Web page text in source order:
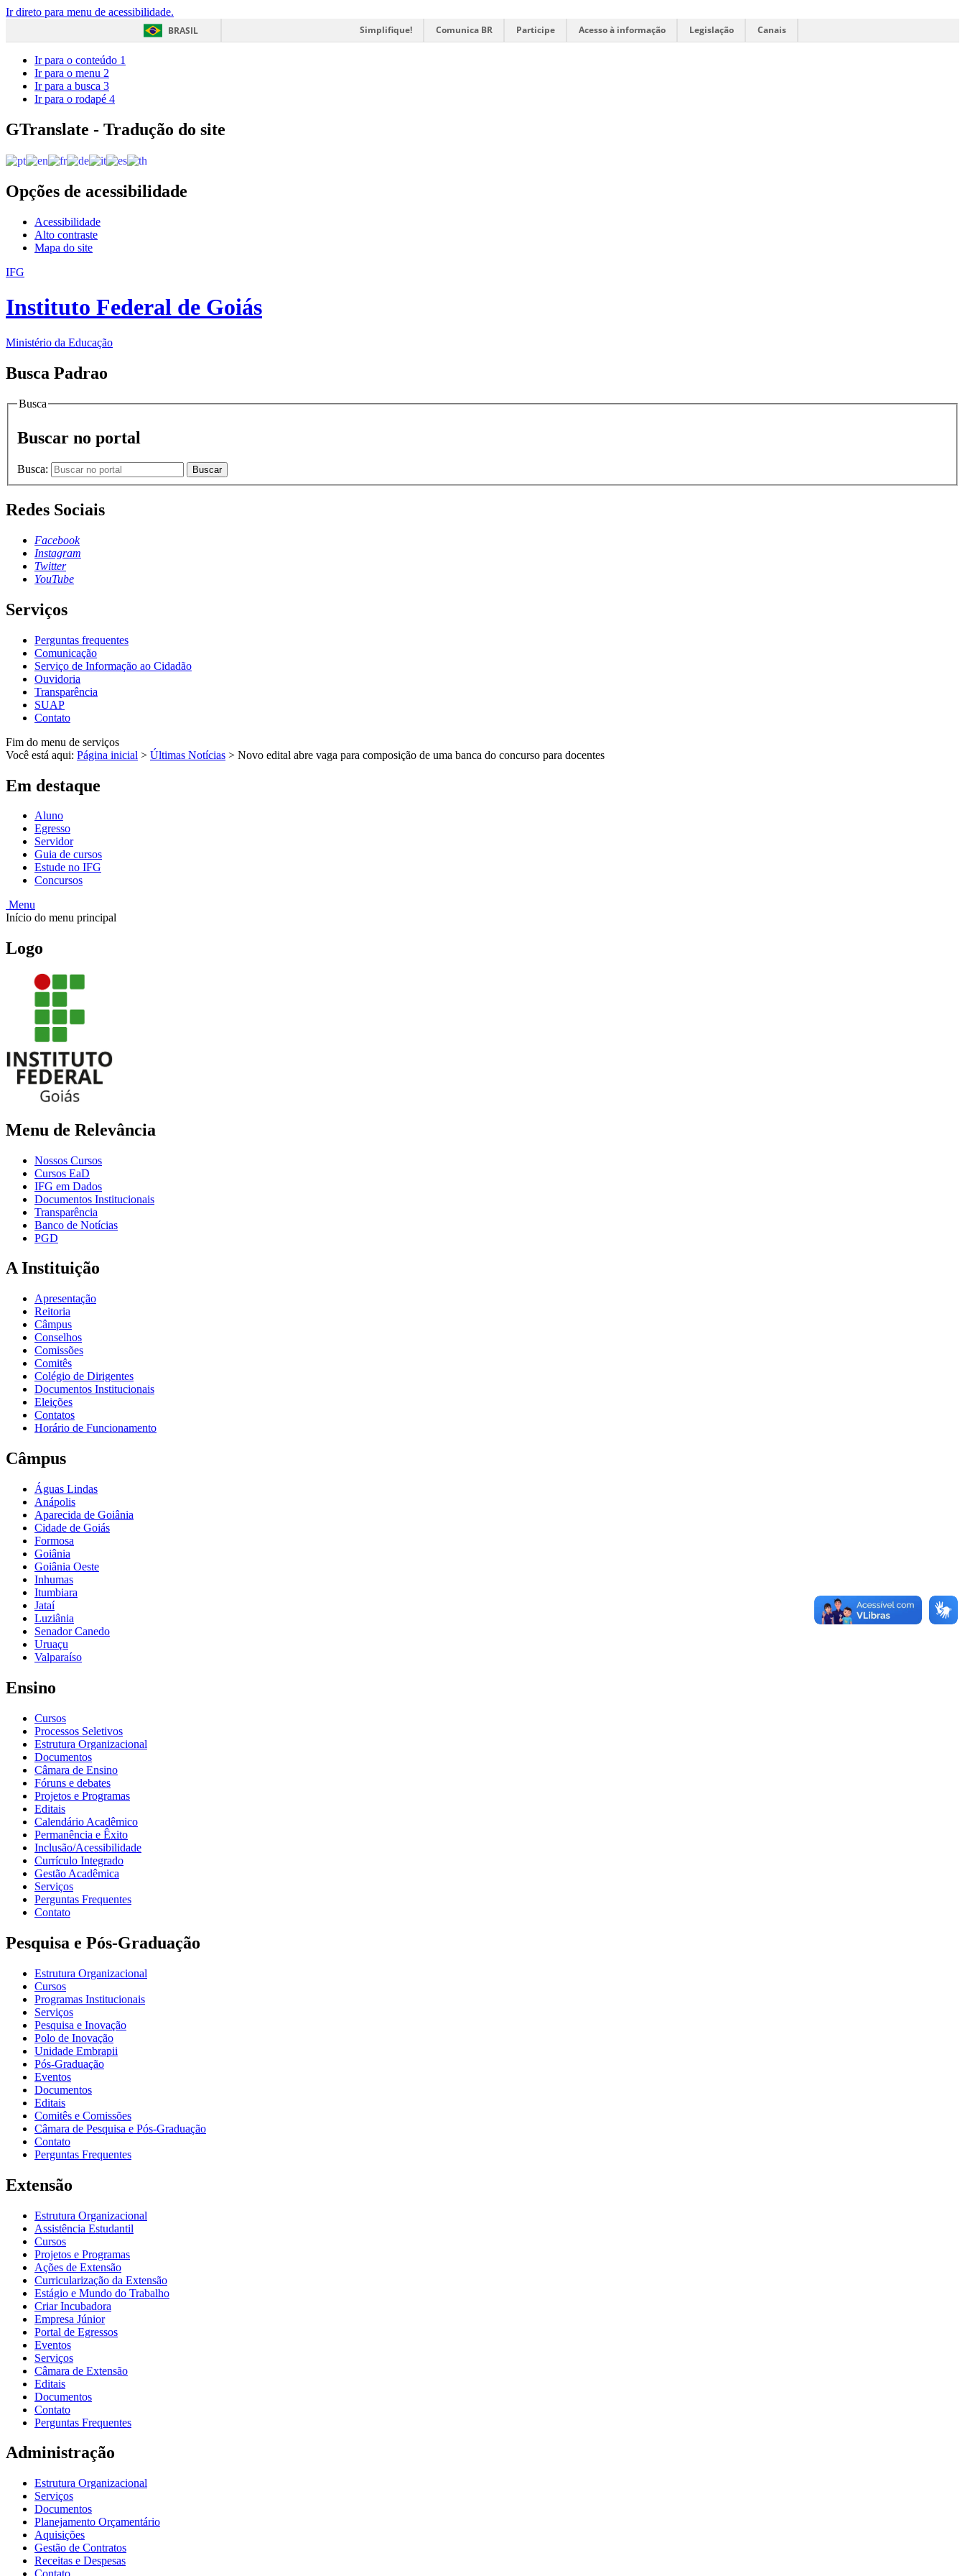
Ir direto para menu de acessibilidade.
BRASIL
Simplifique! Comunica BR Participe Acesso à informação Legislação Canais
Ir para o conteúdo 1
Ir para o menu 2
Ir para a busca 3
Ir para o rodapé 4
GTranslate - Tradução do site
Opções de acessibilidade
Acessibilidade
Alto contraste
Mapa do site
IFG
Instituto Federal de Goiás
Ministério da Educação
Busca Padrao
Busca
Buscar no portal
Busca: Buscar
Redes Sociais
Facebook
Instagram
Twitter
YouTube
Serviços
Perguntas frequentes
Comunicação
Serviço de Informação ao Cidadão
Ouvidoria
Transparência
SUAP
Contato
Fim do menu de serviços
Você está aqui: Página inicial > Últimas Notícias > Novo edital abre vaga para composição de uma banca do concurso para docentes
Em destaque
Aluno
Egresso
Servidor
Guia de cursos
Estude no IFG
Concursos
Menu
Início do menu principal
Logo
Menu de Relevância
Nossos Cursos
Cursos EaD
IFG em Dados
Documentos Institucionais
Transparência
Banco de Notícias
PGD
A Instituição
Apresentação
Reitoria
Câmpus
Conselhos
Comissões
Comitês
Colégio de Dirigentes
Documentos Institucionais
Eleições
Contatos
Horário de Funcionamento
Câmpus
Águas Lindas
Anápolis
Aparecida de Goiânia
Cidade de Goiás
Formosa
Goiânia
Goiânia Oeste
Inhumas
Itumbiara
Jataí
Luziânia
Senador Canedo
Uruaçu
Valparaíso
Ensino
Cursos
Processos Seletivos
Estrutura Organizacional
Documentos
Câmara de Ensino
Fóruns e debates
Projetos e Programas
Editais
Calendário Acadêmico
Permanência e Êxito
Inclusão/Acessibilidade
Currículo Integrado
Gestão Acadêmica
Serviços
Perguntas Frequentes
Contato
Pesquisa e Pós-Graduação
Estrutura Organizacional
Cursos
Programas Institucionais
Serviços
Pesquisa e Inovação
Polo de Inovação
Unidade Embrapii
Pós-Graduação
Eventos
Documentos
Editais
Comitês e Comissões
Câmara de Pesquisa e Pós-Graduação
Contato
Perguntas Frequentes
Extensão
Estrutura Organizacional
Assistência Estudantil
Cursos
Projetos e Programas
Ações de Extensão
Curricularização da Extensão
Estágio e Mundo do Trabalho
Criar Incubadora
Empresa Júnior
Portal de Egressos
Eventos
Serviços
Câmara de Extensão
Editais
Documentos
Contato
Perguntas Frequentes
Administração
Estrutura Organizacional
Serviços
Documentos
Planejamento Orçamentário
Aquisições
Gestão de Contratos
Receitas e Despesas